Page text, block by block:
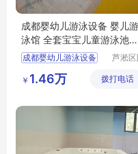
成都婴幼儿游泳设备 婴儿游
泳馆 全套宝宝儿童游泳池价
格
成都婴幼儿游泳设备
全套宝宝儿童游泳池
芦淞区
童游泳
￥ 1.46万 拨打电话